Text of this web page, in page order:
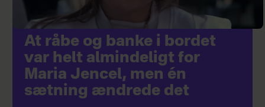
At råbe og banke i bordet
var helt almindeligt for
Maria Jencel, men én
sætning ændrede det